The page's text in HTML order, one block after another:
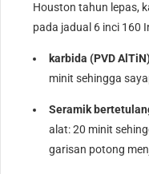
Houston tahun lepas,
pada jadual 6 inci 160
karbida (PVD
minit sehingga
Seramik
alat: 20 minit
garisan potong